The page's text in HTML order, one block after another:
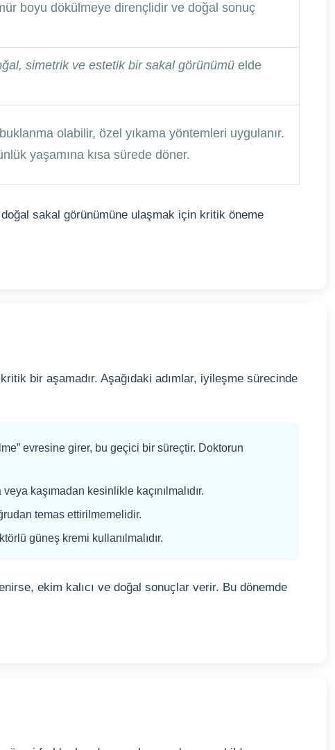
boyu dökülmeye dirençlidir ve doğal sonuç
simetrik ve estetik bir sakal görünümü elde
olabilir, özel yıkama yöntemleri uygulanır.
yaşamına kısa sürede döner.
sakal görünümüne ulaşmak için kritik öneme
bir aşamadır. Aşağıdaki adımlar, iyileşme sürecinde
evresine girer, bu geçici bir süreçtir. Doktorun
kaşımadan kesinlikle kaçınılmalıdır.
temas ettirilmemelidir.
güneş kremi kullanılmalıdır.
ekim kalıcı ve doğal sonuçlar verir. Bu dönemde